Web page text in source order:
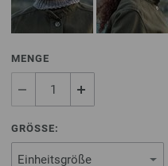
MENGE
GRÖSSE: